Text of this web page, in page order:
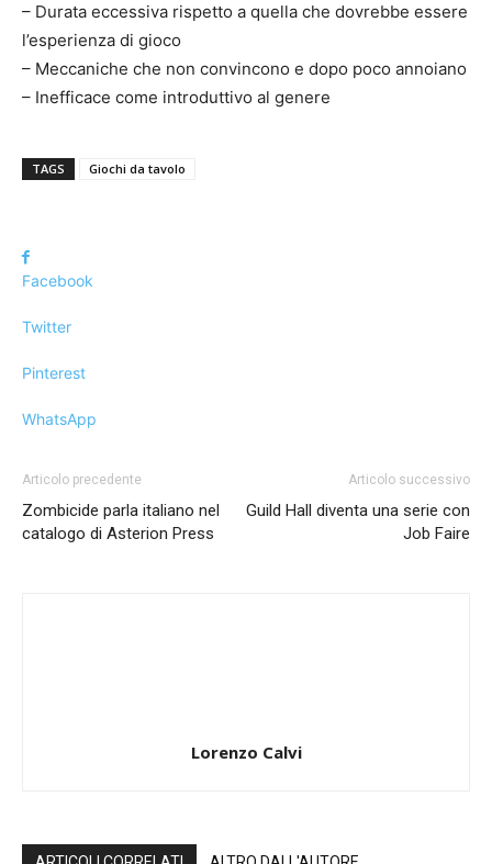
– Durata eccessiva rispetto a quella che dovrebbe essere
l’esperienza di gioco
– Meccaniche che non convincono e dopo poco annoiano
– Inefficace come introduttivo al genere
TAGS Giochi da tavolo
Facebook
Twitter
Pinterest
WhatsApp
Articolo precedente
Zombicide parla italiano nel
catalogo di Asterion Press
Articolo successivo
Guild Hall diventa una serie con
Job Faire
Lorenzo Calvi